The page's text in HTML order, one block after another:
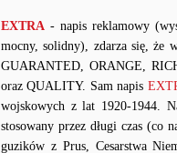
EXTRA - napis reklamowy
mocny, solidny), zdarza się, że
GUARANTED, ORANGE,
oraz QUALITY. Sam napis
wojskowych z lat 1920-1944.
stosowany przez długi czas
guzików z Prus, Cesarstwa